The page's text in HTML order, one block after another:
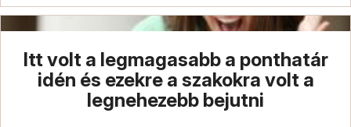
Itt volt a legmagasabb a ponthatár
idén és ezekre a szakokra volt a
legnehezebb bejutni